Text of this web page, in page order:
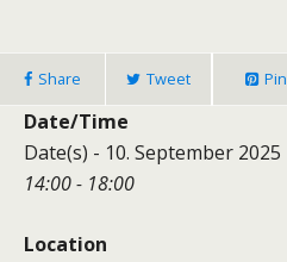
Share Tweet Pin
Date/Time
Date(s) - 10. September 2025
14:00 - 18:00
Location